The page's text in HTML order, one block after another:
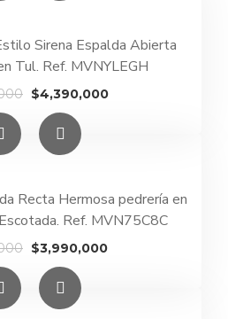
Sirena Espalda Abierta
Tul. Ref. MVNYLEGH
El
precio
original
era:
$4,390,000El
Recta Hermosa pedrería en
Ref. MVN75C8C
El
precio
original
era:
$3,990,000El